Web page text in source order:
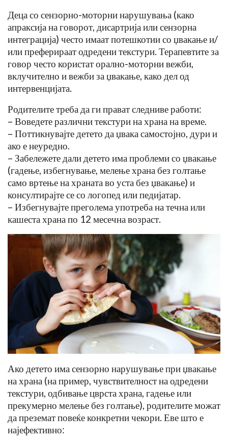
Деца со сензорно-моторни нарушувања (како
апраксија на говорот, дисартрија или сензорна
интеграција) често имаат потешкотии со џвакање и/
или преферираат одредени текстури. Терапевтите за
говор често користат орално-моторни вежби,
вклучително и вежби за џвакање, како дел од
интервенцијата.
Родителите треба да ги прават следниве работи:
– Воведете различни текстури на храна на време.
– Поттикнувајте детето да џвака самостојно, дури и
ако е неуредно.
– Забележете дали детето има проблеми со џвакање
(гадење, избегнување, мелење храна без голтање
само вртење на храната во уста без џвакање) и
консултирајте се со логопед или педијатар.
– Избегнувајте преголема употреба на течна или
кашеста храна по 12 месечна возраст.
Ако детето има сензорно нарушување при џвакање
на храна (на пример, чувствителност на одредени
текстури, одбивање цврста храна, гадење или
прекумерно мелење без голтање), родителите можат
да преземат повеќе конкретни чекори. Еве што е
најефективно: